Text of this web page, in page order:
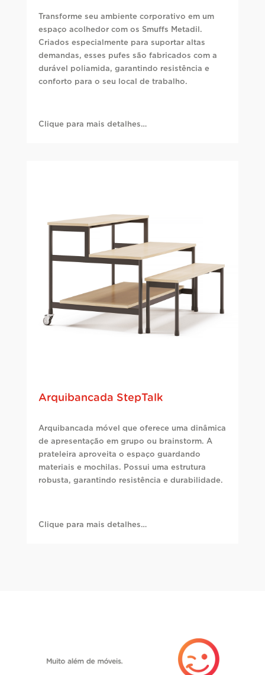
Transforme seu ambiente corporativo em um
espaço acolhedor com os Smuffs Metadil.
Criados especialmente para suportar altas
demandas, esses pufes são fabricados com a
durável poliamida, garantindo resistência e
conforto para o seu local de trabalho.
Clique para mais detalhes…
Arquibancada StepTalk
Arquibancada móvel que oferece uma dinâmica
de apresentação em grupo ou brainstorm. A
prateleira aproveita o espaço guardando
materiais e mochilas. Possui uma estrutura
robusta, garantindo resistência e durabilidade.
Clique para mais detalhes…